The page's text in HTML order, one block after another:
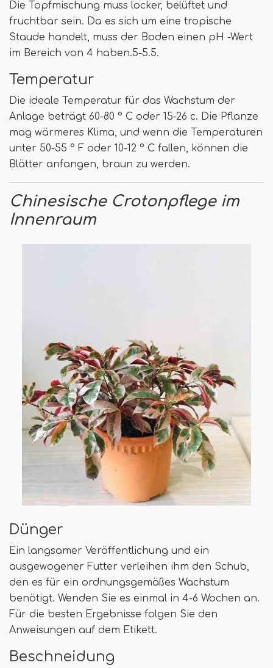
Die Topfmischung muss locker, belüftet und
fruchtbar sein. Da es sich um eine tropische
Staude handelt, muss der Boden einen pH -Wert
im Bereich von 4 haben.5-5.5.
Temperatur
Die ideale Temperatur für das Wachstum der
Anlage beträgt 60-80 ° C oder 15-26 c. Die Pflanze
mag wärmeres Klima, und wenn die Temperaturen
unter 50-55 ° F oder 10-12 ° C fallen, können die
Blätter anfangen, braun zu werden.
Chinesische Crotonpflege im
Innenraum
Dünger
Ein langsamer Veröffentlichung und ein
ausgewogener Futter verleihen ihm den Schub,
den es für ein ordnungsgemäßes Wachstum
benötigt. Wenden Sie es einmal in 4-6 Wochen an.
Für die besten Ergebnisse folgen Sie den
Anweisungen auf dem Etikett.
Beschneidung